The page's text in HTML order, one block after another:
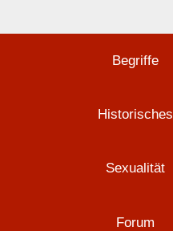
Begriffe
Historisches
Sexualität
Forum